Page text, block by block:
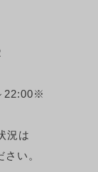
22:00※
況は
い。